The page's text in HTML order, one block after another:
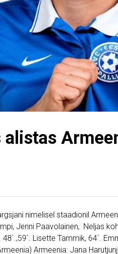
nimelisel staadionil
Jenni Paavolainen, Neljas
Lisette Tammik, 64´.
Armeenia: Jana